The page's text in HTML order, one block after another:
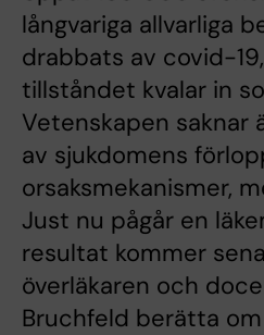
långvariga allvarliga
drabbats av covid-
tillståndet kvalar in
Vetenskapen saknar
av sjukdomens
orsaksmekanismer,
Just nu pågår en
resultat kommer
överläkaren och
Bruchfeld berätta